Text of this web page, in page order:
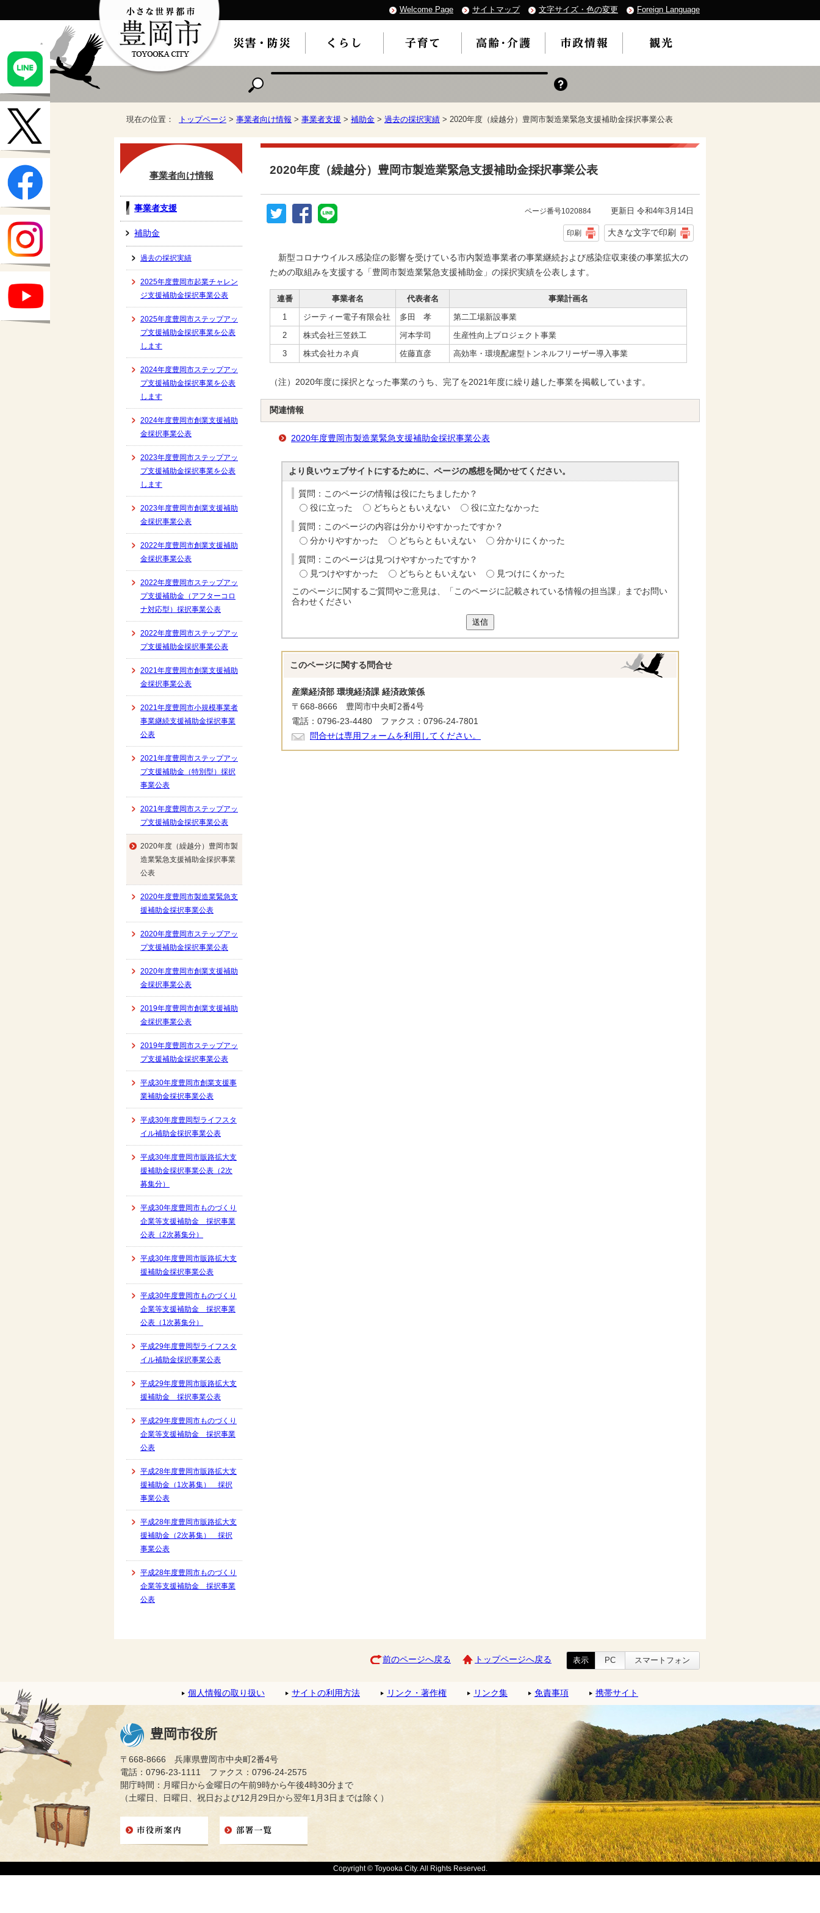
Welcome Page サイトマップ 文字サイズ・色の変更 Foreign Language
現在の位置： トップページ > 事業者向け情報 > 事業者支援 > 補助金 > 過去の採択実績 > 2020年度（繰越分）豊岡市製造業緊急支援補助金採択事業公表
2020年度（繰越分）豊岡市製造業緊急支援補助金採択事業公表
ページ番号1020884 更新日 令和4年3月14日
印刷 大きな文字で印刷
新型コロナウイルス感染症の影響を受けている市内製造事業者の事業継続および感染症収束後の事業拡大の
ための取組みを支援する「豊岡市製造業緊急支援補助金」の採択実績を公表します。
連番 事業者名 代表者名
事業計画名
1
ジーティー電子有限会社 多田 孝
第二工場新設事業
2
株式会社三笠鉄工 河本学司
生産性向上プロジェクト事業
3
株式会社カネ貞 佐藤直彦 高効率・環境配慮型トンネルフリーザー導入事業
（注）2020年度に採択となった事業のうち、完了を2021年度に繰り越した事業を掲載しています。
関連情報
2020年度豊岡市製造業緊急支援補助金採択事業公表
より良いウェブサイトにするために、ページの感想を聞かせてください。
質問：このページの情報は役にたちましたか？
役に立った
どちらともいえない 役に立たなかった
質問：このページの内容は分かりやすかったですか？
分かりやすかった
どちらともいえない 分かりにくかった
質問：このページは見つけやすかったですか？
見つけやすかった
どちらともいえない
見つけにくかった
このページに関するご質問やご意見は、「このページに記載されている情報の担当課」までお問い
合わせください
送信
このページに関する 問合せ
産業経済部 環境経済課 経済政策係
〒668-8666 豊岡市中央町2番4号
電話：0796-23-4480 ファクス：0796-24-7801
問合せは専用フォームを利用してください。
事業者向け情報
事業者支援
補助金
過去の採択実績
2025年度豊岡市起業チャレン
ジ支援補助金採択事業公表
2025年度豊岡市ステップアッ
プ支援補助金採択事業を公表
します
2024年度豊岡市ステップアッ
プ支援補助金採択事業を公表
します
2024年度豊岡市創業支援補助
金採択事業公表
2023年度豊岡市ステップアッ
プ支援補助金採択事業を公表
します
2023年度豊岡市創業支援補助
金採択事業公表
2022年度豊岡市創業支援補助
金採択事業公表
2022年度豊岡市ステップアッ
プ支援補助金（アフターコロ
ナ対応型）採択事業公表
2022年度豊岡市ステップアッ
プ支援補助金採択事業公表
2021年度豊岡市創業支援補助
金採択事業公表
2021年度豊岡市小規模事業者
事業継続支援補助金採択事業
公表
2021年度豊岡市ステップアッ
プ支援補助金（特別型）採択
事業公表
2021年度豊岡市ステップアッ
プ支援補助金採択事業公表
2020年度（繰越分）豊岡市製
造業緊急支援補助金採択事業
公表
2020年度豊岡市製造業緊急支
援補助金採択事業公表
2020年度豊岡市ステップアッ
プ支援補助金採択事業公表
2020年度豊岡市創業支援補助
金採択事業公表
2019年度豊岡市創業支援補助
金採択事業公表
2019年度豊岡市ステップアッ
プ支援補助金採択事業公表
平成30年度豊岡市創業支援事
業補助金採択事業公表
平成30年度豊岡型ライフスタ
イル補助金採択事業公表
平成30年度豊岡市販路拡大支
援補助金採択事業公表（2次
募集分）
平成30年度豊岡市ものづくり
企業等支援補助金 採択事業
公表（2次募集分）
平成30年度豊岡市販路拡大支
援補助金採択事業公表
平成30年度豊岡市ものづくり
企業等支援補助金 採択事業
公表（1次募集分）
平成29年度豊岡型ライフスタ
イル補助金採択事業公表
平成29年度豊岡市販路拡大支
援補助金 採択事業公表
平成29年度豊岡市ものづくり
企業等支援補助金 採択事業
公表
平成28年度豊岡市販路拡大支
援補助金（1次募集） 採択
事業公表
平成28年度豊岡市販路拡大支
援補助金（2次募集） 採択
事業公表
平成28年度豊岡市ものづくり
企業等支援補助金 採択事業
公表
前のページへ戻る トップページへ戻る 表示 PC スマートフォン
個人情報の取り扱い サイトの利用方法 リンク・著作権 リンク集 免責事項 携帯サイト
豊岡市役所
〒668-8666 兵庫県豊岡市中央町2番4号
電話：0796-23-1111 ファクス：0796-24-2575
開庁時間：月曜日から金曜日の午前9時から午後4時30分まで
（土曜日、日曜日、祝日および12月29日から翌年1月3日までは除く）
Copyright © Toyooka City. All Rights Reserved.